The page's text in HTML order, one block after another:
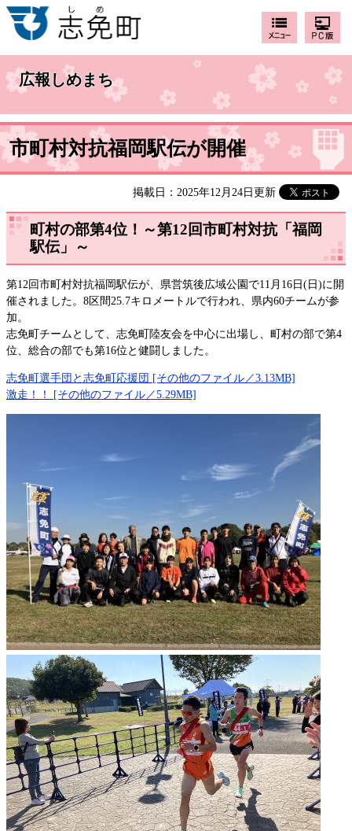
広報しめまち
市町村対抗福岡駅伝が開催
掲載日：2025年12月24日更新
町村の部第4位！～第12回市町村対抗「福岡
駅伝」～
第12回市町村対抗福岡駅伝が、県営筑後広域公園で11月16日(日)に開
催されました。8区間25.7キロメートルで行われ、県内60チームが参
加。
志免町チームとして、志免町陸友会を中心に出場し、町村の部で第4
位、総合の部でも第16位と健闘しました。
志免町選手団と志免町応援団 [その他のファイル／3.13MB]
激走！！ [その他のファイル／5.29MB]